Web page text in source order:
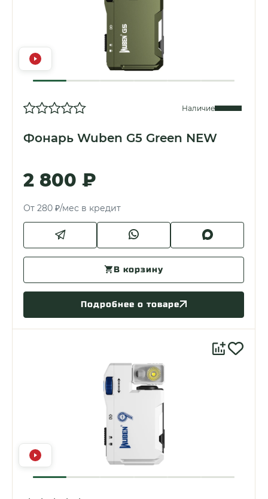
Наличие
Фонарь Wuben G5 Green NEW
2 800 ₽
От 280 ₽/мес в кредит
В корзину
Подробнее о товаре